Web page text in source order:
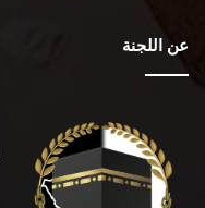
عن اللجنة